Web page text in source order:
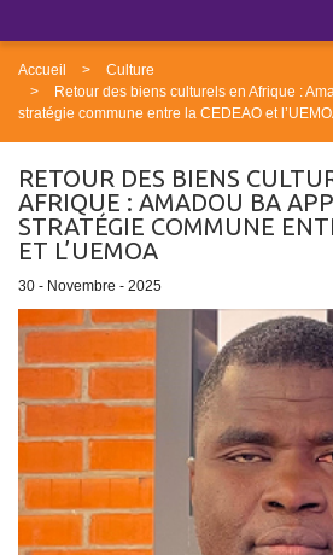
Accueil
Culture
Retour des biens culturels en Afrique :
stratégie commune entre la CEDEAO et
RETOUR DES BIENS
AFRIQUE : AMADOU BA
STRATÉGIE COMMUNE
ET L’UEMOA
30 - Novembre - 2025